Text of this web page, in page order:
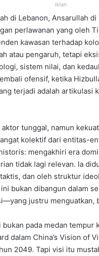
iklan
di Lebanon, Ansarullah
perlawanan yang oleh
kawasan terhadap
atau pengaruh, tetapi
sistem nilai, dan
ofensif, ketika
terjadi adalah artikulasi
tunggal, namun
kolektif dari entitas-
mengakhiri era
tidak lagi relevan. Ia
dan oleh struktur
bukan dibangun dalam
justru menguatkan,
pada medan tempur
dalam China’s Vision of
2049. Tapi visi itu